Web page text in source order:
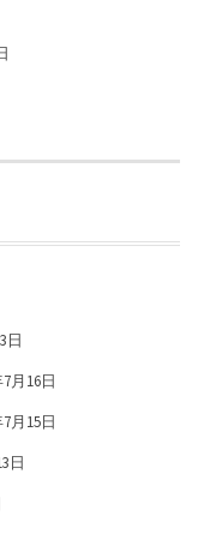
日
7月16日
7月15日
日